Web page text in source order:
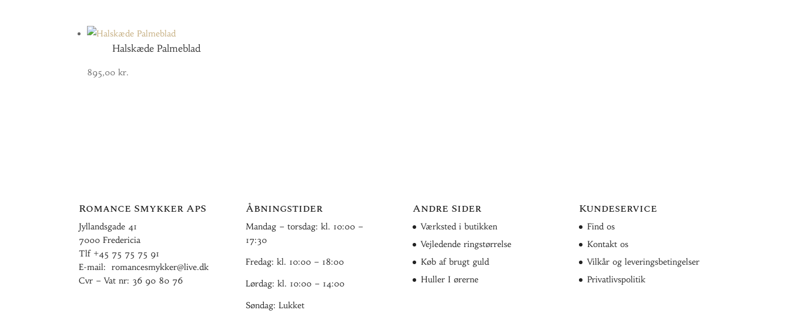
Halskæde Palmeblad
895,00kr.
Romance Smykker ApS
Jyllandsgade 41
7000 Fredericia
Tlf +45 75 75 75 91
E-mail:romancesmykker@live.dk
Cvr – Vat nr: 36 90 80 76
Åbningstider
Mandag – torsdag: kl. 10:00 –
17:30
Fredag: kl. 10:00 – 18:00
Lørdag: kl. 10:00 – 14:00
Søndag: Lukket
Andre Sider
Værksted i butikken
Vejledende ringstørrelse
Køb af brugt guld
Huller I ørerne
Kundeservice
Find os
Kontakt os
Vilkår og leveringsbetingelser
Privatlivspolitik